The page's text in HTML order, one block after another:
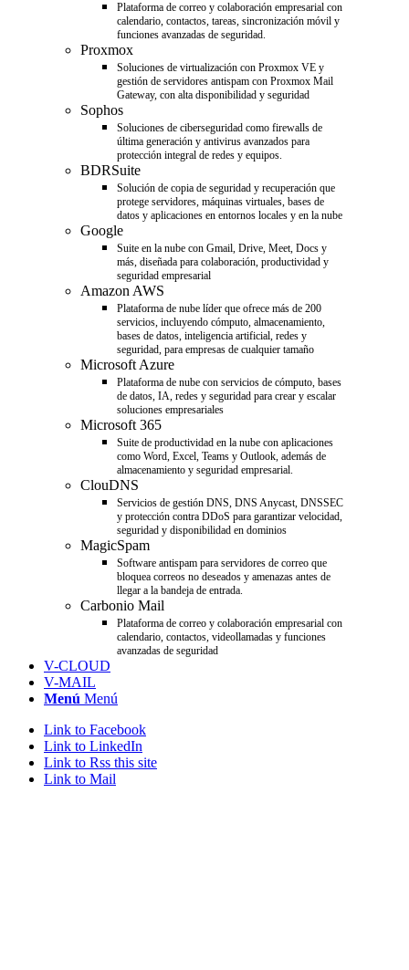
Plataforma de correo y colaboración empresarial con
calendario, contactos, tareas, sincronización móvil y
funciones avanzadas de seguridad.
Proxmox
Soluciones de virtualización con Proxmox VE y
gestión de servidores antispam con Proxmox Mail
Gateway, con alta disponibilidad y seguridad
Sophos
Soluciones de ciberseguridad como firewalls de
última generación y antivirus avanzados para
protección integral de redes y equipos.
BDRSuite
Solución de copia de seguridad y recuperación que
protege servidores, máquinas virtuales, bases de
datos y aplicaciones en entornos locales y en la nube
Google
Suite en la nube con Gmail, Drive, Meet, Docs y
más, diseñada para colaboración, productividad y
seguridad empresarial
Amazon AWS
Plataforma de nube líder que ofrece más de 200
servicios, incluyendo cómputo, almacenamiento,
bases de datos, inteligencia artificial, redes y
seguridad, para empresas de cualquier tamaño
Microsoft Azure
Plataforma de nube con servicios de cómputo, bases
de datos, IA, redes y seguridad para crear y escalar
soluciones empresariales
Microsoft 365
Suite de productividad en la nube con aplicaciones
como Word, Excel, Teams y Outlook, además de
almacenamiento y seguridad empresarial.
ClouDNS
Servicios de gestión DNS, DNS Anycast, DNSSEC
y protección contra DDoS para garantizar velocidad,
seguridad y disponibilidad en dominios
MagicSpam
Software antispam para servidores de correo que
bloquea correos no deseados y amenazas antes de
llegar a la bandeja de entrada.
Carbonio Mail
Plataforma de correo y colaboración empresarial con
calendario, contactos, videollamadas y funciones
avanzadas de seguridad
V-CLOUD
V-MAIL
Menú Menú
Link to Facebook
Link to LinkedIn
Link to Rss this site
Link to Mail